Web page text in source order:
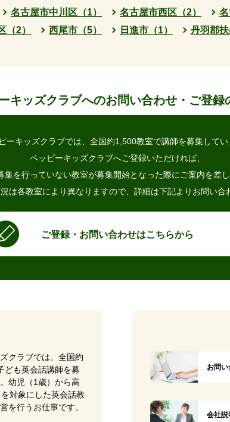
名古屋市中川区（1） 名古屋市西区（2）
名
（2） 西尾市（5） 日進市（1） 丹羽郡扶
キッズクラブへのお問い合わせ・ご登録
ーキッズクラブでは、 全国約1,500教室で講師を募集してい
ペッピーキッズクラブへご登録いただければ、
集を行っていない教室が募集開始となった際にご案内を差し
は各教室により異なりますので、 詳細は下記よりお問い合
ご登録・お問い合わせはこちらから
クラブでは、全国約
ども英会話講師を募
幼児（1歳）から高
対象にした英会話教
を行うお仕事です。
お問
会社説